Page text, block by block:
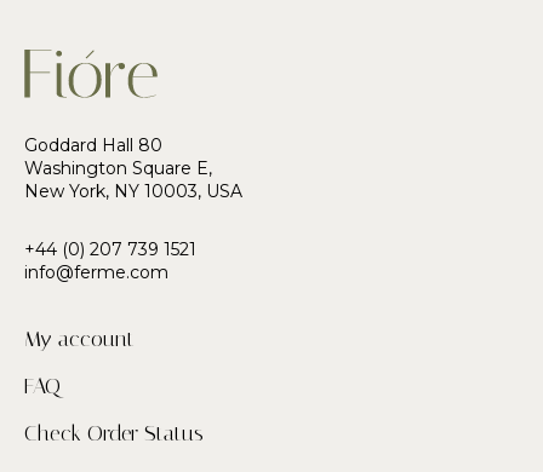
Goddard Hall 80
Washington Square E,
New York, NY 10003, USA
+44 (0) 207 739 1521
info@ferme.com
My account
FAQ
Check Order Status